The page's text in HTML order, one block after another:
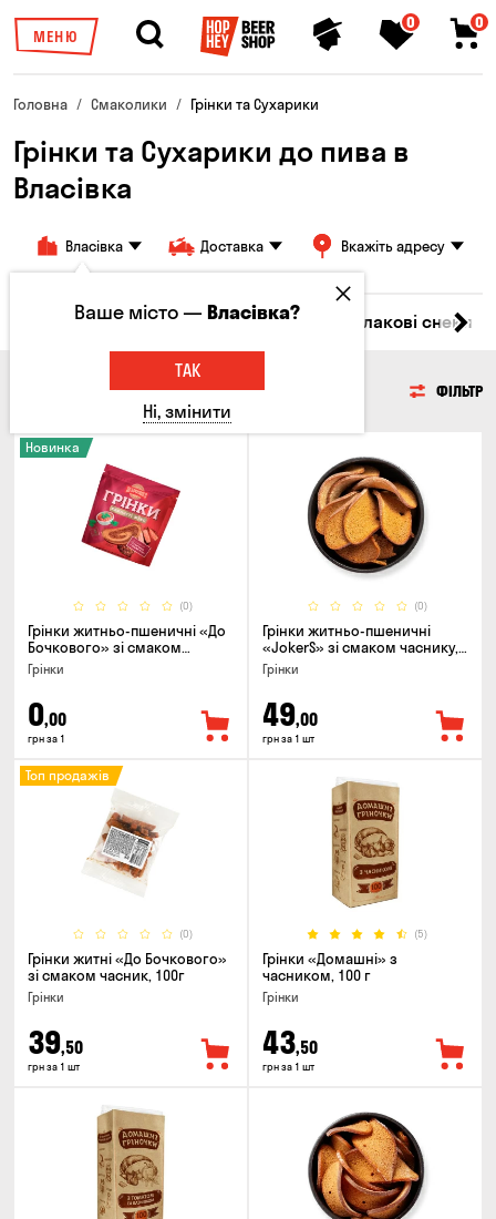
МЕНЮ
0 0
Головна Смаколики Грінки та Сухарики
Грінки та Сухарики до пива в
Власівка
Власівка Доставка Вкажіть адресу
Чипси Грінки та Сухарики Злакові снеки
ГРІНКИ ТА СУХАРИКИ ФІЛЬТР
(0)
Новинка
Грінки житньо-пшеничні «До
Бочкового» зі смаком
телятини та аджики, 75г
Грінки
0,00
грн за 1
(0)
Грінки житньо-пшеничні
«JokerS» зі смаком часнику,
80 г
Грінки
49,00
грн за 1 шт
(0)
Топ продажів
Грінки житні «До Бочкового»
зі смаком часник, 100г
Грінки
39,50
грн за 1 шт
(5)
Грінки «Домашні» з
часником, 100 г
Грінки
43,50
грн за 1 шт
Ваше місто —Власівка?
ТАК
Ні, змінити